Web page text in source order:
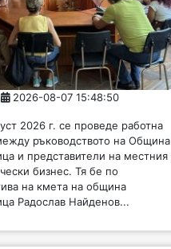
2026-08-07 15:48:50
2026 г. се проведе работна
ръководството на Община
и представители на местния
бизнес. Тя бе по
на кмета на община
Радослав Найденов...